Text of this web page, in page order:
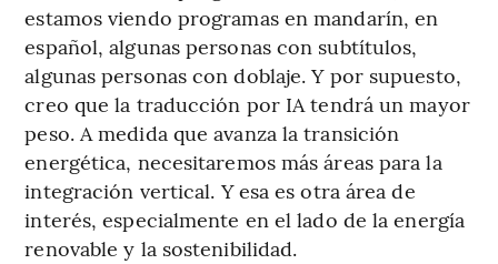
estamos viendo programas en mandarín, en
español, algunas personas con subtítulos,
algunas personas con doblaje. Y por supuesto,
creo que la traducción por IA tendrá un mayor
peso. A medida que avanza la transición
energética, necesitaremos más áreas para la
integración vertical. Y esa es otra área de
interés, especialmente en el lado de la energía
renovable y la sostenibilidad.